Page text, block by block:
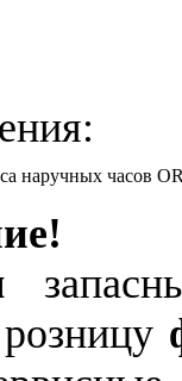
наручных часов